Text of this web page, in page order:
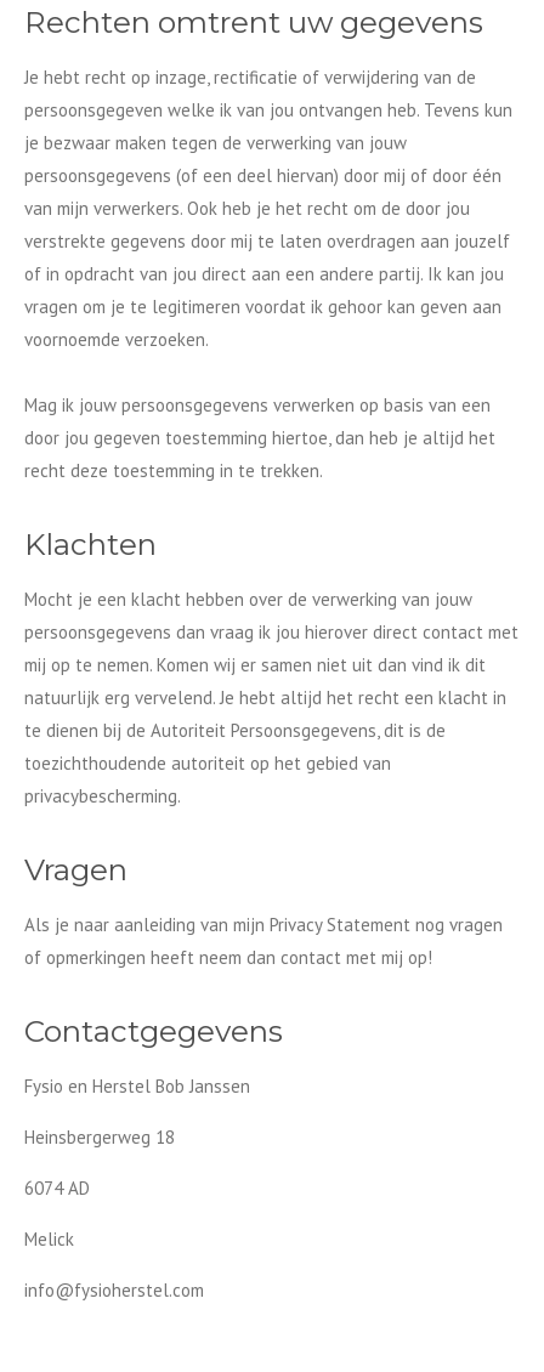
Rechten omtrent uw gegevens
Je hebt recht op inzage, rectificatie of verwijdering van de
persoonsgegeven welke ik van jou ontvangen heb. Tevens kun
je bezwaar maken tegen de verwerking van jouw
persoonsgegevens (of een deel hiervan) door mij of door één
van mijn verwerkers. Ook heb je het recht om de door jou
verstrekte gegevens door mij te laten overdragen aan jouzelf
of in opdracht van jou direct aan een andere partij. Ik kan jou
vragen om je te legitimeren voordat ik gehoor kan geven aan
voornoemde verzoeken.
Mag ik jouw persoonsgegevens verwerken op basis van een
door jou gegeven toestemming hiertoe, dan heb je altijd het
recht deze toestemming in te trekken.
Klachten
Mocht je een klacht hebben over de verwerking van jouw
persoonsgegevens dan vraag ik jou hierover direct contact met
mij op te nemen. Komen wij er samen niet uit dan vind ik dit
natuurlijk erg vervelend. Je hebt altijd het recht een klacht in
te dienen bij de Autoriteit Persoonsgegevens, dit is de
toezichthoudende autoriteit op het gebied van
privacybescherming.
Vragen
Als je naar aanleiding van mijn Privacy Statement nog vragen
of opmerkingen heeft neem dan contact met mij op!
Contactgegevens
Fysio en Herstel Bob Janssen
Heinsbergerweg 18
6074 AD
Melick
info@fysioherstel.com